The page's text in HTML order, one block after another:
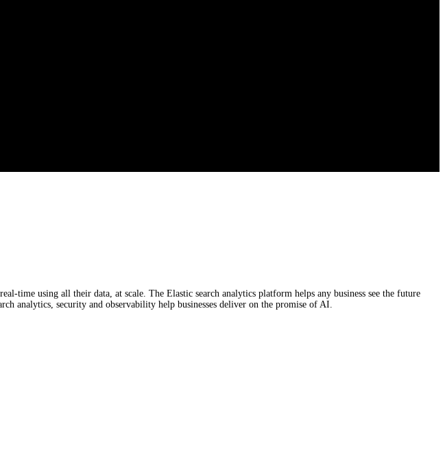
time using all their data, at scale. The Elastic search analytics platform helps any business see the future
analytics, security and observability help businesses deliver on the promise of AI.